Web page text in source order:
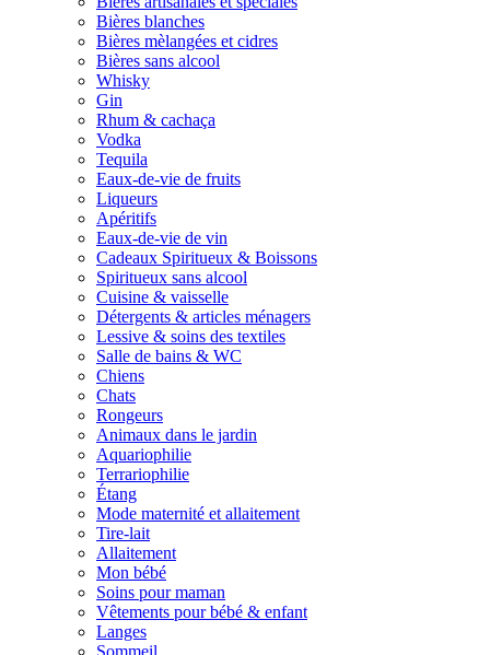
Bières blanches
Bières mèlangées et cidres
Bières sans alcool
Whisky
Gin
Rhum & cachaça
Vodka
Tequila
Eaux-de-vie de fruits
Liqueurs
Apéritifs
Eaux-de-vie de vin
Cadeaux Spiritueux & Boissons
Spiritueux sans alcool
Cuisine & vaisselle
Détergents & articles ménagers
Lessive & soins des textiles
Salle de bains & WC
Chiens
Chats
Rongeurs
Animaux dans le jardin
Aquariophilie
Terrariophilie
Étang
Mode maternité et allaitement
Tire-lait
Allaitement
Mon bébé
Soins pour maman
Vêtements pour bébé & enfant
Langes
Sommeil